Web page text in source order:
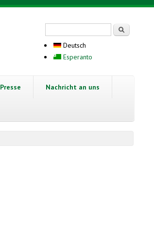
Deutsch
Esperanto
Presse Nachricht an uns